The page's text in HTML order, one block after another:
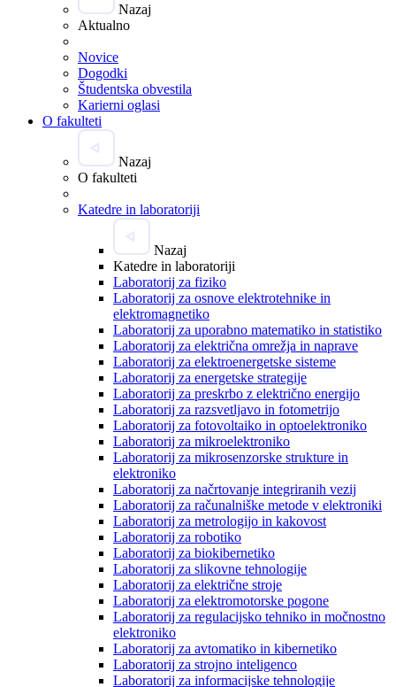
Nazaj
Aktualno
Novice
Dogodki
Študentska obvestila
Karierni oglasi
O fakulteti
Nazaj
O fakulteti
Katedre in laboratoriji
Nazaj
Katedre in laboratoriji
Laboratorij za fiziko
Laboratorij za osnove elektrotehnike in
elektromagnetiko
Laboratorij za uporabno matematiko in statistiko
Laboratorij za električna omrežja in naprave
Laboratorij za elektroenergetske sisteme
Laboratorij za energetske strategije
Laboratorij za preskrbo z električno energijo
Laboratorij za razsvetljavo in fotometrijo
Laboratorij za fotovoltaiko in optoelektroniko
Laboratorij za mikroelektroniko
Laboratorij za mikrosenzorske strukture in
elektroniko
Laboratorij za načrtovanje integriranih vezij
Laboratorij za računalniške metode v elektroniki
Laboratorij za metrologijo in kakovost
Laboratorij za robotiko
Laboratorij za biokibernetiko
Laboratorij za slikovne tehnologije
Laboratorij za električne stroje
Laboratorij za elektromotorske pogone
Laboratorij za regulacijsko tehniko in močnostno
elektroniko
Laboratorij za avtomatiko in kibernetiko
Laboratorij za strojno inteligenco
Laboratorij za informacijske tehnologije